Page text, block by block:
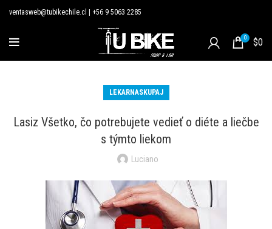
ventasweb@tubikechile.cl +56 9 5063 2285
0 $0
LEKARNASKUPAJ
Lasiz Všetko, čo potrebujete vedieť o diéte a liečbe
s týmto liekom
Luciano